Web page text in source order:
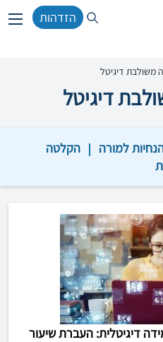
הזדהות
משולבת דיגיטל
דיגיטל
למורה
הקלטה
דיגיטלית: העברת שיעור